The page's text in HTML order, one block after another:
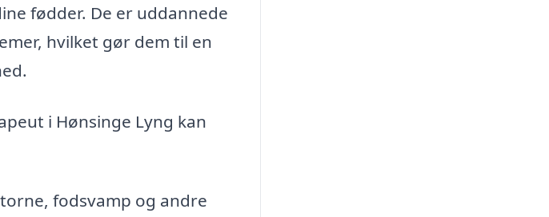
fødder. De er uddannede
hvilket gør dem til en
i Hønsinge Lyng kan
fodsvamp og andre